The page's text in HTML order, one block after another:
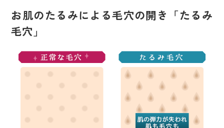
お肌のたるみによる毛穴の開き「たるみ
毛穴」